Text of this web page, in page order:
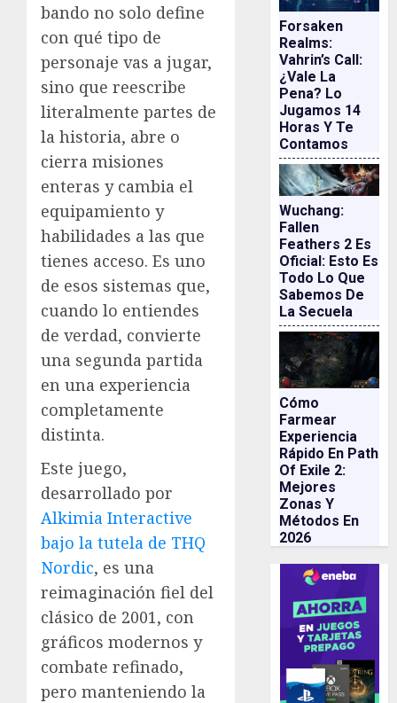
bando no solo define
con qué tipo de
personaje vas a jugar,
sino que reescribe
literalmente partes de
la historia, abre o
cierra misiones
enteras y cambia el
equipamiento y
habilidades a las que
tienes acceso. Es uno
de esos sistemas que,
cuando lo entiendes
de verdad, convierte
una segunda partida
en una experiencia
completamente
distinta.
Este juego,
desarrollado por
Alkimia Interactive
bajo la tutela de THQ
Nordic, es una
reimaginación fiel del
clásico de 2001, con
gráficos modernos y
combate refinado,
pero manteniendo la
Forsaken
Realms:
Vahrin’s Call:
¿vale La
Pena? Lo
Jugamos 14
Horas Y Te
Contamos
Wuchang:
Fallen
Feathers 2 Es
Oficial: Esto Es
Todo Lo Que
Sabemos De
La Secuela
Cómo
Farmear
Experiencia
Rápido En Path
Of Exile 2:
Mejores
Zonas Y
Métodos En
2026